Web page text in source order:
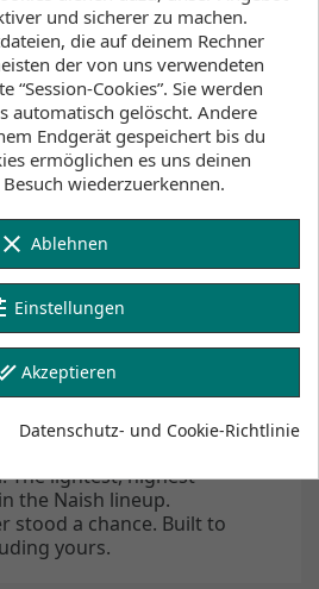
Artikeldetails
Lagerbestand
ADX Nvision is built for
– lighter, stiffer, faster,
top-tier performance with
direct handling,
a featherlight feel. Zero
and motion. Full-speed
tacks. The ADX Nvision
and holds steady under
drag and weight while
for control you can trust
in powered conditions,
demand top-tier control
or race sessions. The
tension’s tuned. Drag is
The lightest, highest-
the Naish lineup.
stood a chance. Built to
yours.
und sicherer zu machen.
die auf deinem Rechner
der von uns verwendeten
“Session-Cookies”. Sie werden
automatisch gelöscht. Andere
Endgerät gespeichert bis du
ermöglichen es uns deinen
wiederzuerkennen.
clear Ablehnen
Einstellungen
Akzeptieren
Datenschutz- und Cookie-Richtlinie